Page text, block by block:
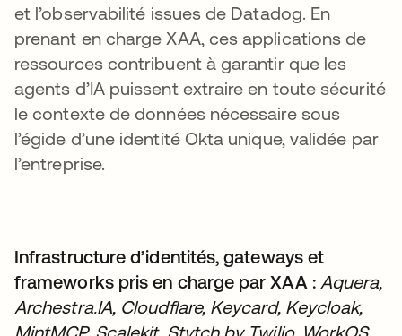
et l’observabilité issues de Datadog. En
prenant en charge XAA, ces applications de
ressources contribuent à garantir que les
agents d’IA puissent extraire en toute sécurité
le contexte de données nécessaire sous
l’égide d’une identité Okta unique, validée par
l’entreprise.
Infrastructure d’identités, gateways et
frameworks pris en charge par XAA : Aquera,
Archestra.IA, Cloudflare, Keycard, Keycloak,